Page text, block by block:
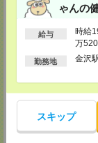
ゃんの
給与
時給
万
勤務地 金沢
スキップ
【電話登録】
電話での登録の際に
・経験やご希望など
・お仕事のご紹介など
登録場所